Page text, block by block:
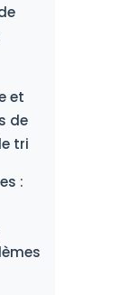
et
de
tri
: